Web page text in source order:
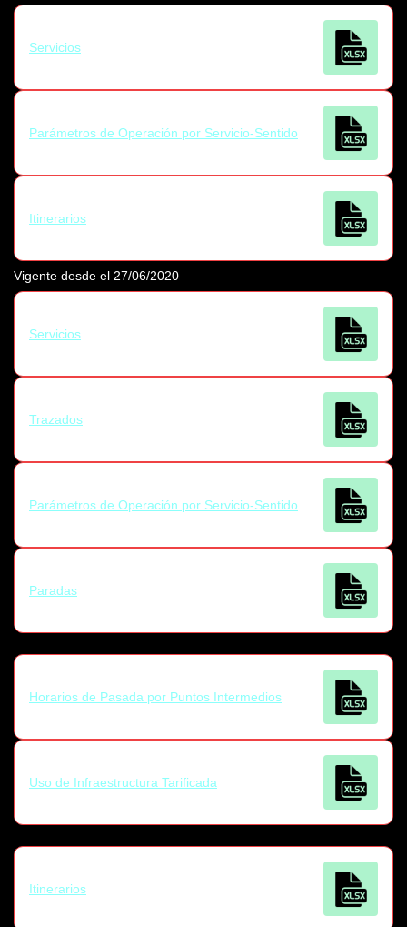
Servicios
Parámetros de Operación por Servicio-Sentido
Itinerarios
Vigente desde el 27/06/2020
Servicios
Trazados
Parámetros de Operación por Servicio-Sentido
Paradas
Horarios de Pasada por Puntos Intermedios
Uso de Infraestructura Tarificada
Itinerarios